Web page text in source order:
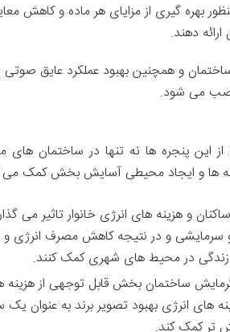
بهره گیری ازمزایای هرماده و کاهش
ارائه دهند.
و همچنین بهبود عملکرد عایق صوتی
می شود.
از این پنجره ها نه تنها در ساختمان های
ها و ایجاد محیطی آسایش بخش کمک می
ساکنان و هزینه های انرژی خانوارتاثیرمی
سرمایشی و در نتیجه کاهش مصرف انرژی و
زندگی درمحیط های شهری کمک کنند.
ساختمان بخش قابل توجهی ازهزینه
های انرژی بهبود تصویربرند به عنوان یک
تر کمک کند.